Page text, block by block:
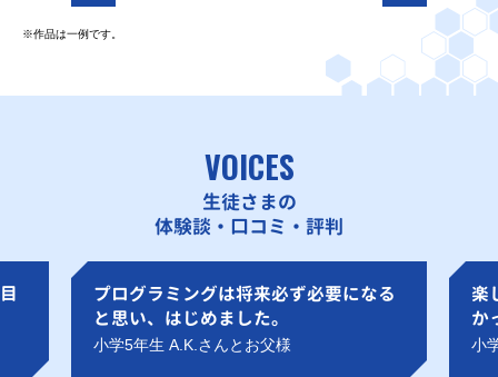
※作品は一例です。
VOICES
生徒さまの
体験談・口コミ・評判
プログラミングは将来必ず必要になる
と思い、はじめました。
小学5年生 A.K.さんとお父様
楽
か
小